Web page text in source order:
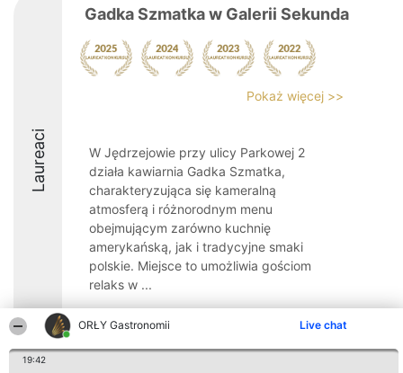
ORŁY Gastronomii Live chat
19:42
Laureaci
Gadka Szmatka w Galerii Sekunda
Pokaż więcej >>
W Jędrzejowie przy ulicy Parkowej 2
działa kawiarnia Gadka Szmatka,
charakteryzująca się kameralną
atmosferą i różnorodnym menu
obejmującym zarówno kuchnię
amerykańską, jak i tradycyjne smaki
polskie. Miejsce to umożliwia gościom
relaks w ...